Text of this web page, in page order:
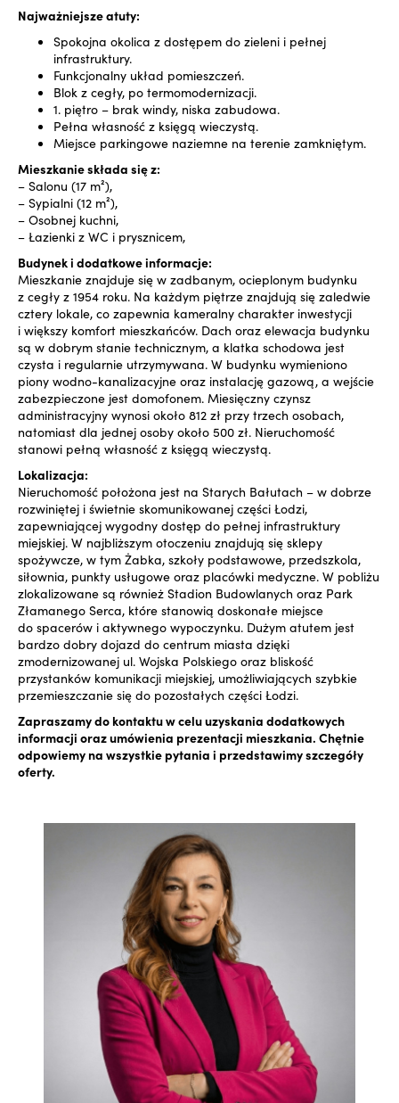
Najważniejsze atuty:
Spokojna okolica z dostępem do zieleni i pełnej
infrastruktury.
Funkcjonalny układ pomieszczeń.
Blok z cegły, po termomodernizacji.
1. piętro – brak windy, niska zabudowa.
Pełna własność z księgą wieczystą.
Miejsce parkingowe naziemne na terenie zamkniętym.
Mieszkanie składa się z:
– Salonu (17 m²),
– Sypialni (12 m²),
– Osobnej kuchni,
– Łazienki z WC i prysznicem,
Budynek i dodatkowe informacje:
Mieszkanie znajduje się w zadbanym, ocieplonym budynku
z cegły z 1954 roku. Na każdym piętrze znajdują się zaledwie
cztery lokale, co zapewnia kameralny charakter inwestycji
i większy komfort mieszkańców. Dach oraz elewacja budynku
są w dobrym stanie technicznym, a klatka schodowa jest
czysta i regularnie utrzymywana. W budynku wymieniono
piony wodno-kanalizacyjne oraz instalację gazową, a wejście
zabezpieczone jest domofonem. Miesięczny czynsz
administracyjny wynosi około 812 zł przy trzech osobach,
natomiast dla jednej osoby około 500 zł. Nieruchomość
stanowi pełną własność z księgą wieczystą.
Lokalizacja:
Nieruchomość położona jest na Starych Bałutach – w dobrze
rozwiniętej i świetnie skomunikowanej części Łodzi,
zapewniającej wygodny dostęp do pełnej infrastruktury
miejskiej. W najbliższym otoczeniu znajdują się sklepy
spożywcze, w tym Żabka, szkoły podstawowe, przedszkola,
siłownia, punkty usługowe oraz placówki medyczne. W pobliżu
zlokalizowane są również Stadion Budowlanych oraz Park
Złamanego Serca, które stanowią doskonałe miejsce
do spacerów i aktywnego wypoczynku. Dużym atutem jest
bardzo dobry dojazd do centrum miasta dzięki
zmodernizowanej ul. Wojska Polskiego oraz bliskość
przystanków komunikacji miejskiej, umożliwiających szybkie
przemieszczanie się do pozostałych części Łodzi.
Zapraszamy do kontaktu w celu uzyskania dodatkowych
informacji oraz umówienia prezentacji mieszkania. Chętnie
odpowiemy na wszystkie pytania i przedstawimy szczegóły
oferty.